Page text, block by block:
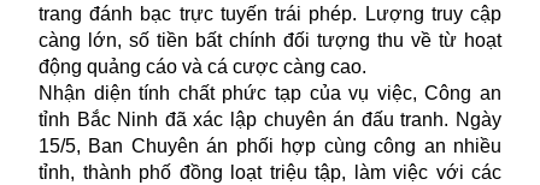
trang đánh bạc trực tuyến trái phép. Lượng truy cập
càng lớn, số tiền bất chính đối tượng thu về từ hoạt
động quảng cáo và cá cược càng cao.
Nhận diện tính chất phức tạp của vụ việc, Công an
tỉnh Bắc Ninh đã xác lập chuyên án đấu tranh. Ngày
15/5, Ban Chuyên án phối hợp cùng công an nhiều
tỉnh, thành phố đồng loạt triệu tập, làm việc với các